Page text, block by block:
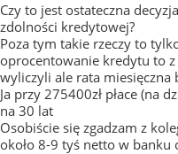
Czy to jest ostateczna
zdolności kredytowej?
Poza tym takie rzeczy to
oprocentowanie kredytu to
wyliczyli ale rata miesięczna
Ja przy 275400zł płace (na
na 30 lat
Osobiście się zgadzam z
około 8-9 tyś netto w banku